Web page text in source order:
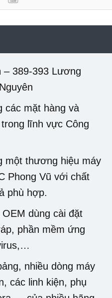
– 389-393 Lương
các mặt hàng và
lĩnh vực Công
một thương hiệu máy
Phong Vũ với chất
phù hợp.
dùng cài đặt
phần mềm ứng
nhiều dòng máy
các linh kiện, phụ